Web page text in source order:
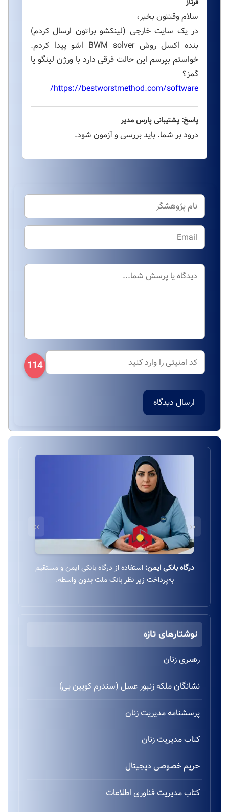
سلام وقتتون بخیر،
در یک سایت خارجی (لینکشو براتون ارسال کردم)
بنده اکسل روش BWM solver اشو پیدا کردم.
خواستم بپرسم این حالت فرقی دارد با ورژن لینگو یا
گمز؟
https://bestworstmethod.com/software/
پاسخ: پشتیبانی پارس مدیر
درود بر شما. باید بررسی و آزمون شود.
114
ارسال دیدگاه
درگاه بانکی ایمن: استفاده از درگاه بانکی ایمن و مستقیم
به‌پرداخت زیر نظر بانک ملت بدون واسطه.
‹‹
››
نوشتارهای تازه
رهبری زنان
نشانگان ملکه زنبور عسل (سندرم کویین بی)
پرسشنامه مدیریت زنان
کتاب مدیریت زنان
حریم خصوصی دیجیتال
کتاب مدیریت فناوری اطلاعات